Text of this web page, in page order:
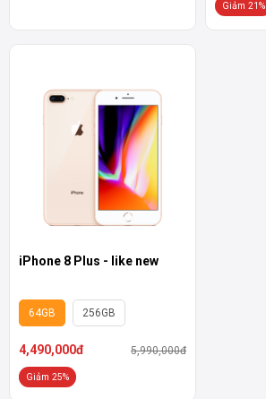
Giảm 21%
iPhone 8 Plus - like new
64GB 256GB
4,490,000đ 5,990,000đ
Giảm 25%